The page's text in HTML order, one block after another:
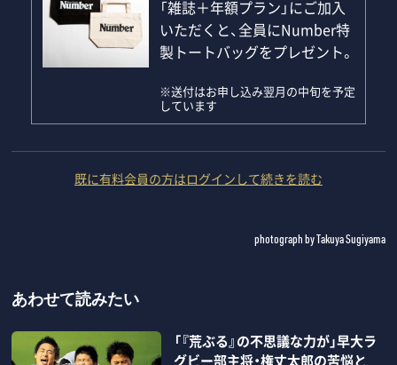
「雑誌＋年額プラン」にご加入
いただくと、全員にNumber特
製トートバッグをプレゼント。
※送付はお申し込み翌月の中旬を予定
しています
既に有料会員の方はログインして続きを読む
photograph by Takuya Sugiyama
あわせて読みたい
「『荒ぶる』の不思議な力が」早大ラ
グビー部主将・権丈太郎の苦悩と